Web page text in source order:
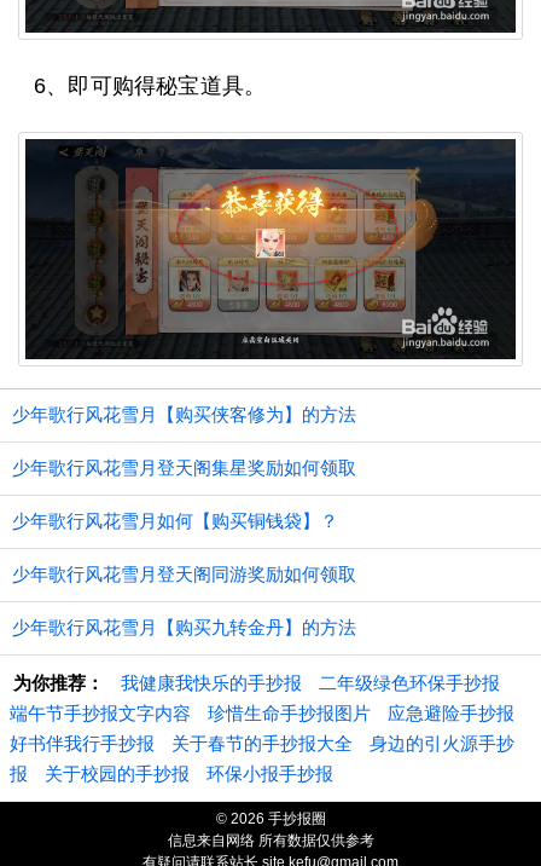
6、即可购得秘宝道具。
少年歌行风花雪月【购买侠客修为】的方法
少年歌行风花雪月登天阁集星奖励如何领取
少年歌行风花雪月如何【购买铜钱袋】？
少年歌行风花雪月登天阁同游奖励如何领取
少年歌行风花雪月【购买九转金丹】的方法
为你推荐： 我健康我快乐的手抄报
二年级绿色环保手抄报
端午节手抄报文字内容
珍惜生命手抄报图片
应急避险手抄报
好书伴我行手抄报
关于春节的手抄报大全
身边的引火源手抄
报
关于校园的手抄报 环保小报手抄报
© 2026 手抄报圈
信息来自网络 所有数据仅供参考